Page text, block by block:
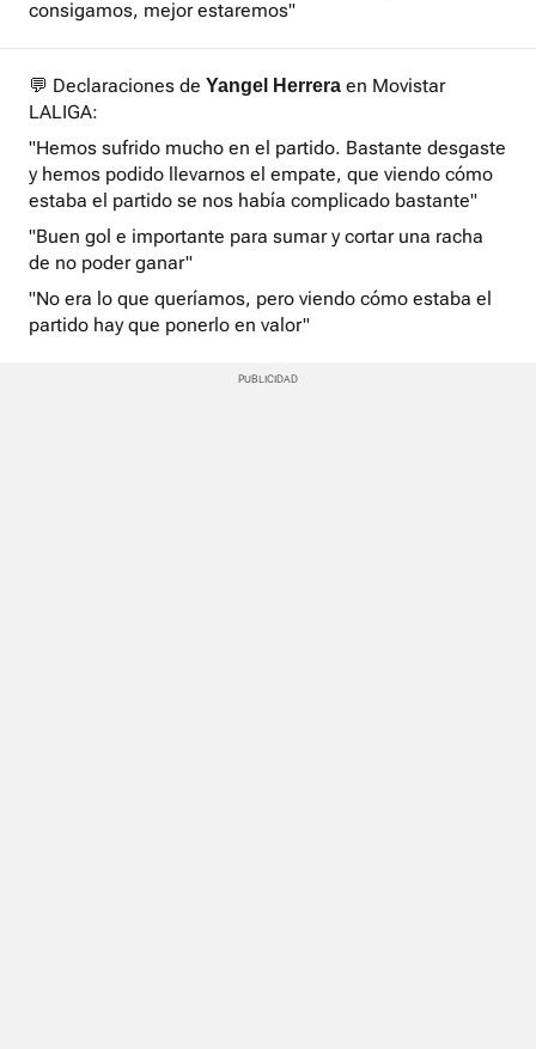
consigamos, mejor estaremos"
💬 Declaraciones de Yangel Herrera en Movistar
LALIGA:
"Hemos sufrido mucho en el partido. Bastante desgaste
y hemos podido llevarnos el empate, que viendo cómo
estaba el partido se nos había complicado bastante"
"Buen gol e importante para sumar y cortar una racha
de no poder ganar"
"No era lo que queríamos, pero viendo cómo estaba el
partido hay que ponerlo en valor"